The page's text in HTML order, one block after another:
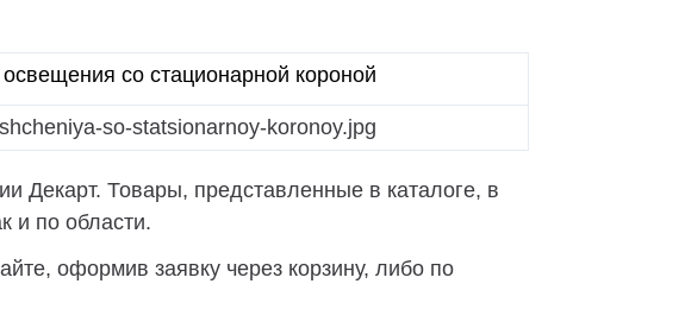
со стационарной короной
Декарт. Товары, представленные в каталоге, в
и по области.
оформив заявку через корзину, либо по